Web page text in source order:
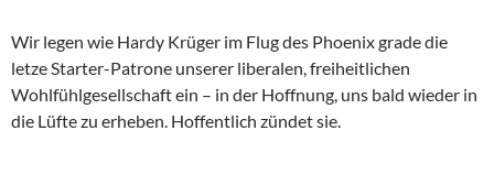
Wir legen wie Hardy Krüger im Flug des Phoenix grade die
letze Starter-Patrone unserer liberalen, freiheitlichen
Wohlfühlgesellschaft ein – in der Hoffnung, uns bald wieder in
die Lüfte zu erheben. Hoffentlich zündet sie.